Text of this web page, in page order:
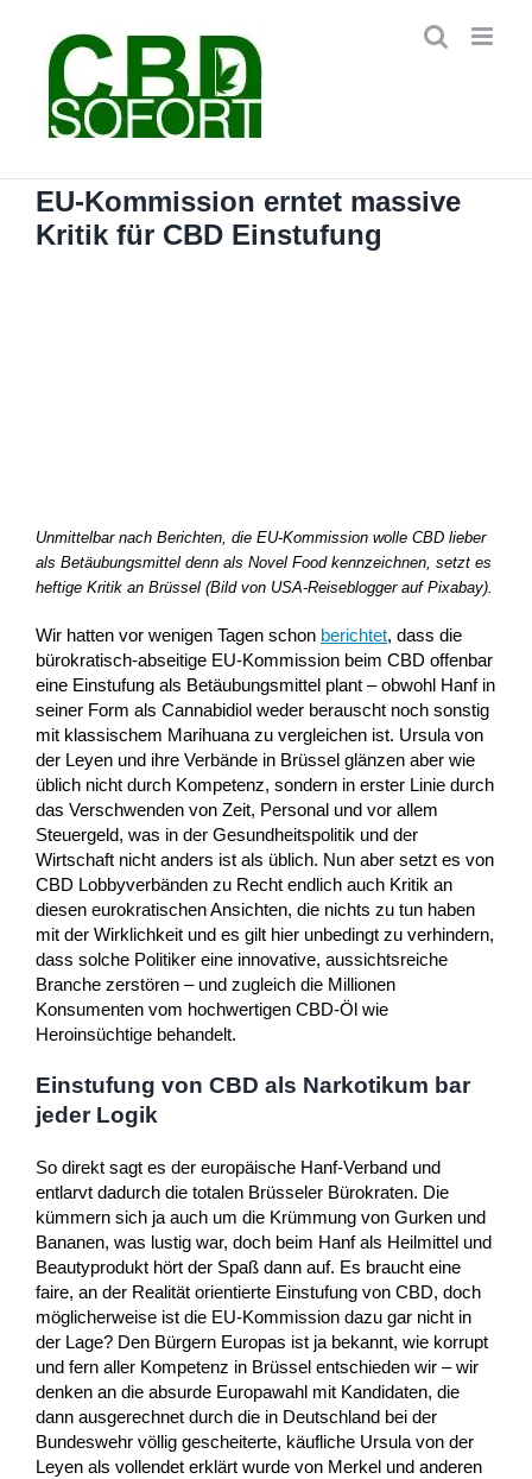
springen
EU-Kommission erntet massive
Kritik für CBD Einstufung
Unmittelbar nach Berichten, die EU-Kommission wolle CBD lieber
als Betäubungsmittel denn als Novel Food kennzeichnen, setzt es
heftige Kritik an Brüssel (Bild von USA-Reiseblogger auf Pixabay).
Wir hatten vor wenigen Tagen schon berichtet, dass die
bürokratisch-abseitige EU-Kommission beim CBD offenbar
eine Einstufung als Betäubungsmittel plant – obwohl Hanf in
seiner Form als Cannabidiol weder berauscht noch sonstig
mit klassischem Marihuana zu vergleichen ist. Ursula von
der Leyen und ihre Verbände in Brüssel glänzen aber wie
üblich nicht durch Kompetenz, sondern in erster Linie durch
das Verschwenden von Zeit, Personal und vor allem
Steuergeld, was in der Gesundheitspolitik und der
Wirtschaft nicht anders ist als üblich. Nun aber setzt es von
CBD Lobbyverbänden zu Recht endlich auch Kritik an
diesen eurokratischen Ansichten, die nichts zu tun haben
mit der Wirklichkeit und es gilt hier unbedingt zu verhindern,
dass solche Politiker eine innovative, aussichtsreiche
Branche zerstören – und zugleich die Millionen
Konsumenten vom hochwertigen CBD-Öl wie
Heroinsüchtige behandelt.
Einstufung von CBD als Narkotikum bar
jeder Logik
So direkt sagt es der europäische Hanf-Verband und
entlarvt dadurch die totalen Brüsseler Bürokraten. Die
kümmern sich ja auch um die Krümmung von Gurken und
Bananen, was lustig war, doch beim Hanf als Heilmittel und
Beautyprodukt hört der Spaß dann auf. Es braucht eine
faire, an der Realität orientierte Einstufung von CBD, doch
möglicherweise ist die EU-Kommission dazu gar nicht in
der Lage? Den Bürgern Europas ist ja bekannt, wie korrupt
und fern aller Kompetenz in Brüssel entschieden wir – wir
denken an die absurde Europawahl mit Kandidaten, die
dann ausgerechnet durch die in Deutschland bei der
Bundeswehr völlig gescheiterte, käufliche Ursula von der
Leyen als vollendet erklärt wurde von Merkel und anderen